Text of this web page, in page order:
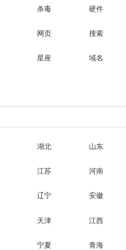
杀毒 硬件
网页 搜索
星座 域名
湖北 山东
江苏 河南
辽宁 安徽
天津 江西
宁夏 青海